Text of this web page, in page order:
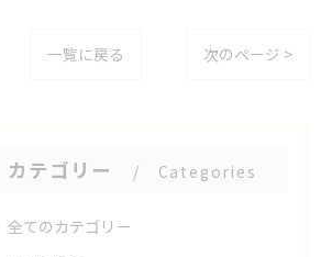
一覧に戻る 次のページ >
カテゴリー Categories
全てのカテゴリー